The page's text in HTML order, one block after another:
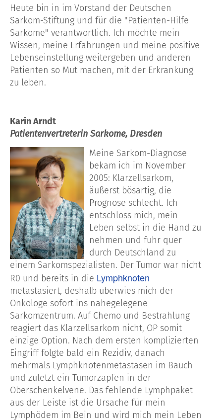
Heute bin in im Vorstand der Deutschen
Sarkom-Stiftung und für die "Patienten-Hilfe
Sarkome" verantwortlich. Ich möchte mein
Wissen, meine Erfahrungen und meine positive
Lebenseinstellung weitergeben und anderen
Patienten so Mut machen, mit der Erkrankung
zu leben.
Karin Arndt
Patientenvertreterin Sarkome, Dresden
Meine Sarkom-Diagnose
bekam ich im November
2005: Klarzellsarkom,
äußerst bösartig, die
Prognose schlecht. Ich
entschloss mich, mein
Leben selbst in die Hand zu
nehmen und fuhr quer
durch Deutschland zu
einem Sarkomspezialisten. Der Tumor war nicht
R0 und bereits in die Lymphknoten
metastasiert, deshalb überwies mich der
Onkologe sofort ins nahegelegene
Sarkomzentrum. Auf Chemo und Bestrahlung
reagiert das Klarzellsarkom nicht, OP somit
einzige Option. Nach dem ersten komplizierten
Eingriff folgte bald ein Rezidiv, danach
mehrmals Lymphknotenmetastasen im Bauch
und zuletzt ein Tumorzapfen in der
Oberschenkelvene. Das fehlende Lymphpaket
aus der Leiste ist die Ursache für mein
Lymphödem im Bein und wird mich mein Leben